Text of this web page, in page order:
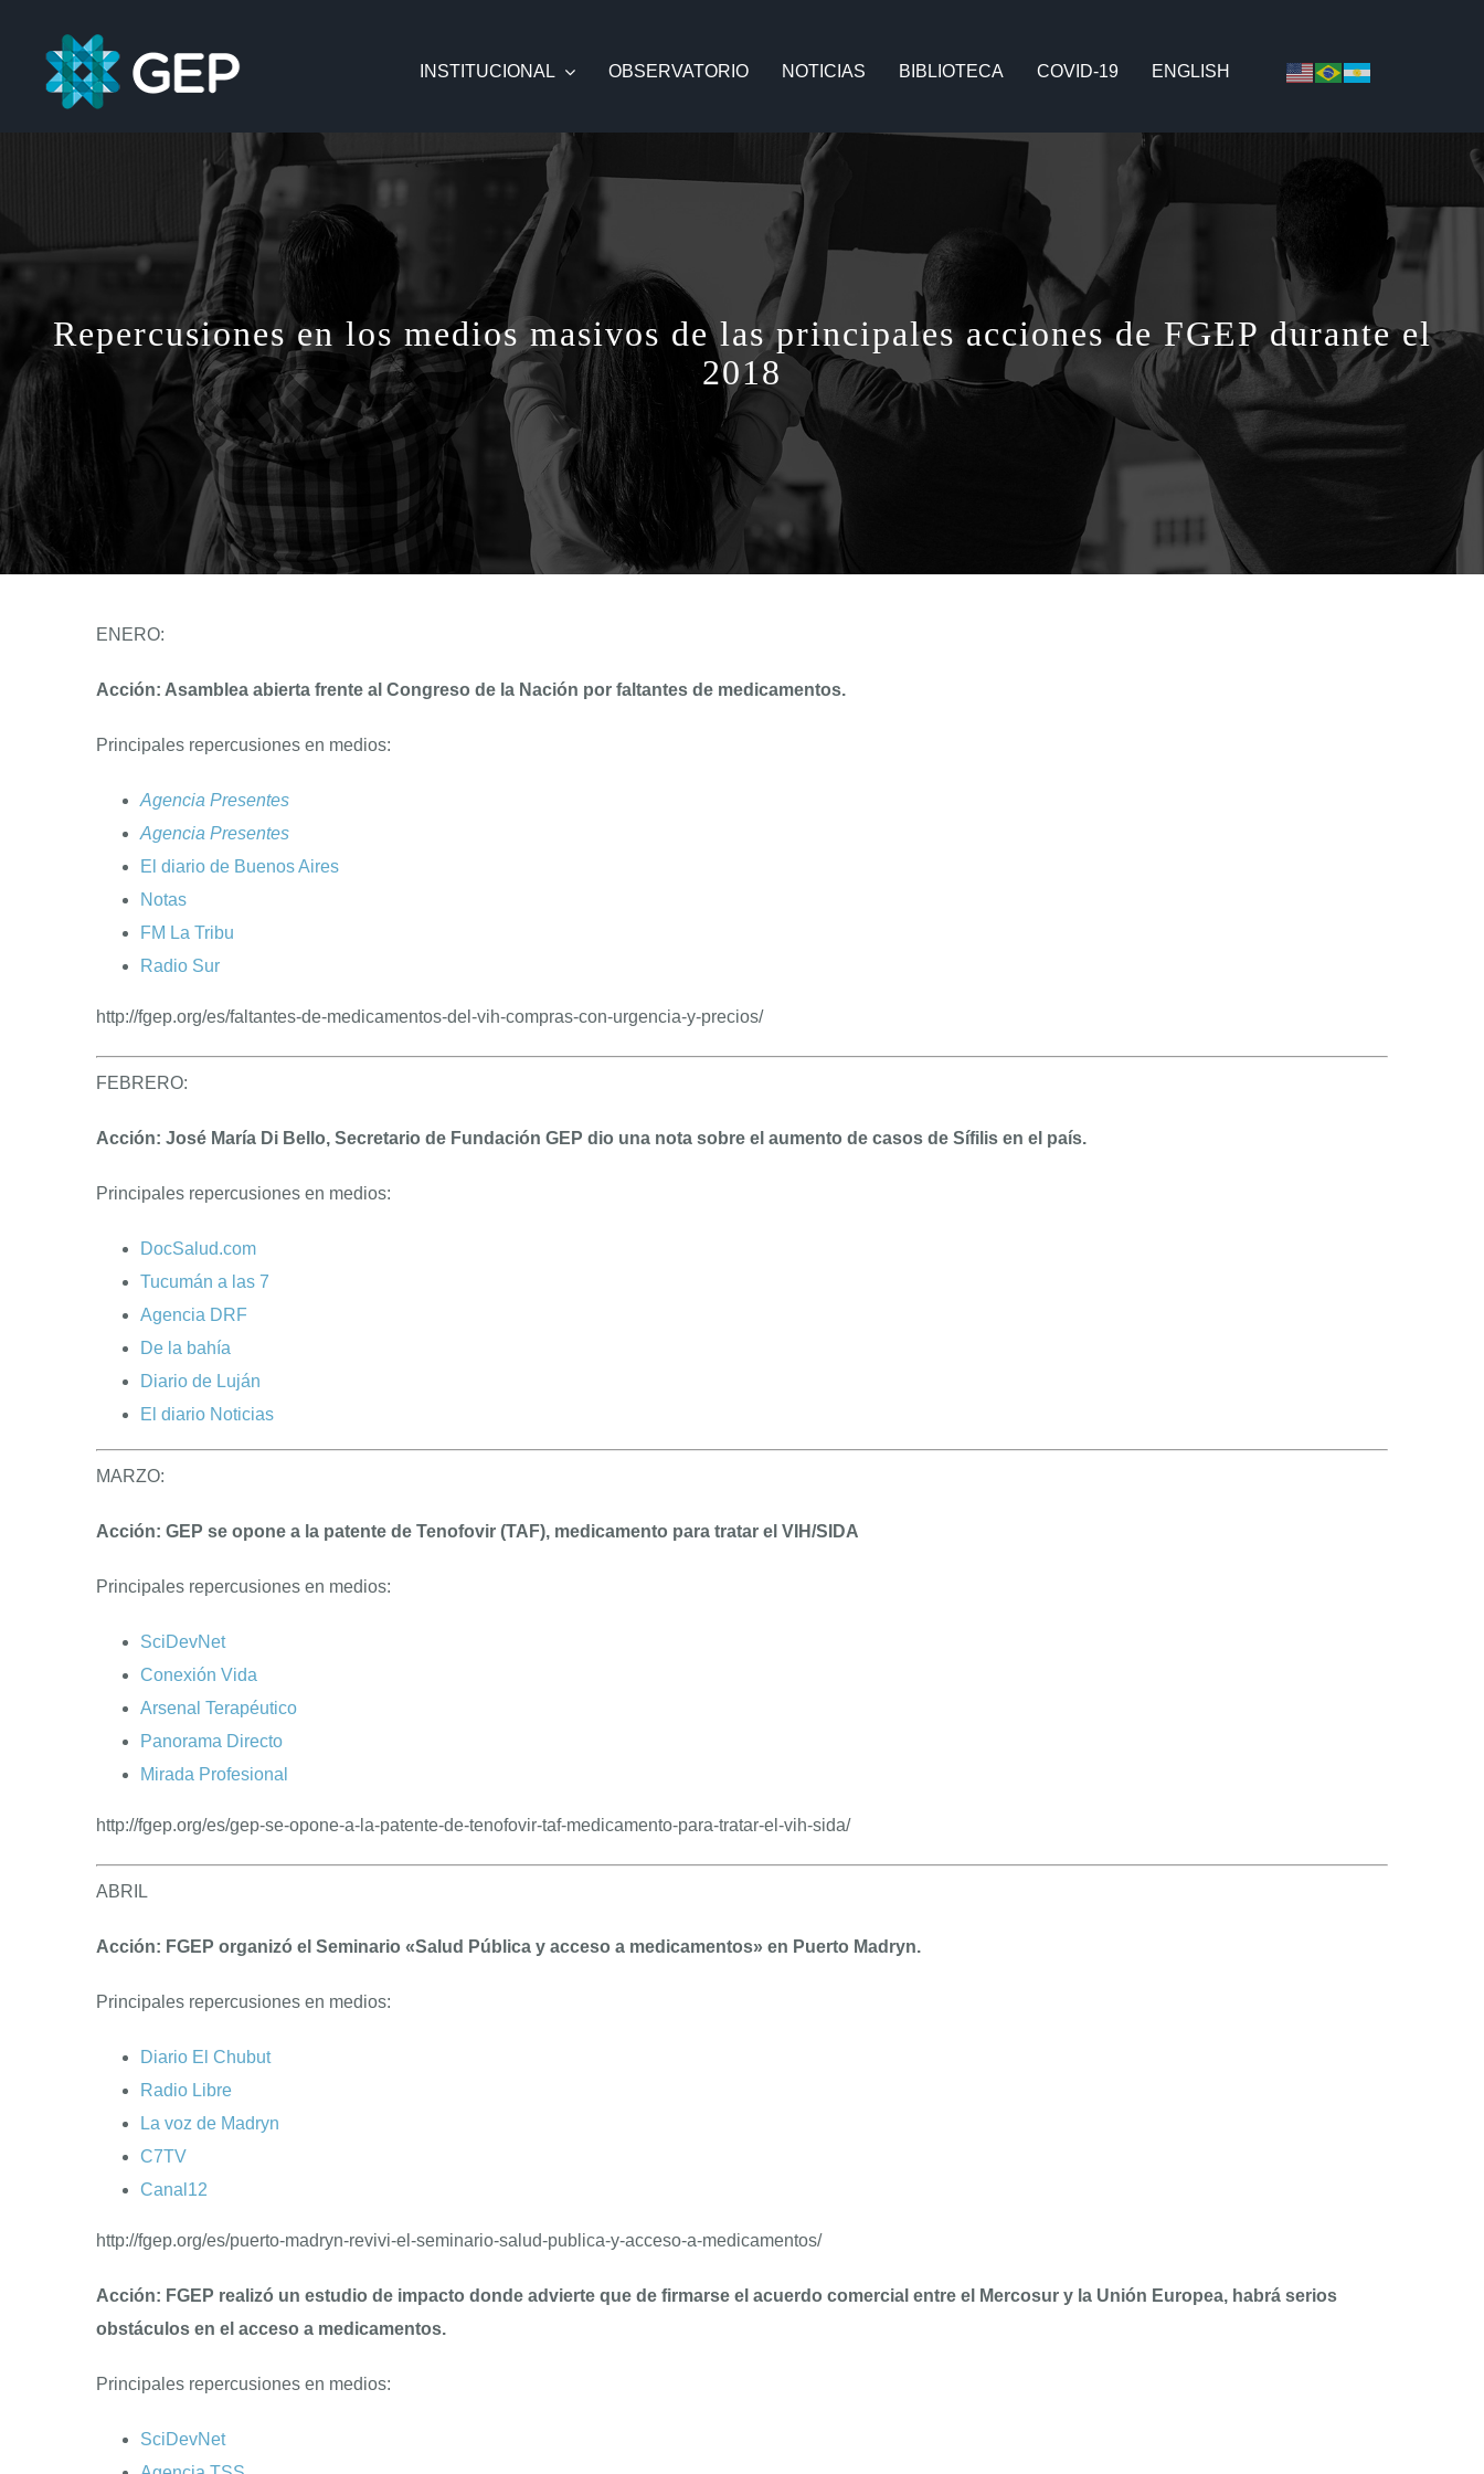
contenido
INSTITUCIONAL OBSERVATORIO NOTICIAS BIBLIOTECA COVID-19 ENGLISH
Repercusiones en los medios masivos de las principales acciones de FGEP durante el
2018
ENERO:
Acción: Asamblea abierta frente al Congreso de la Nación por faltantes de medicamentos.
Principales repercusiones en medios:
Agencia Presentes
Agencia Presentes
El diario de Buenos Aires
Notas
FM La Tribu
Radio Sur
http://fgep.org/es/faltantes-de-medicamentos-del-vih-compras-con-urgencia-y-precios/
FEBRERO:
Acción: José María Di Bello, Secretario de Fundación GEP dio una nota sobre el aumento de casos de Sífilis en el país.
Principales repercusiones en medios:
DocSalud.com
Tucumán a las 7
Agencia DRF
De la bahía
Diario de Luján
El diario Noticias
MARZO:
Acción: GEP se opone a la patente de Tenofovir (TAF), medicamento para tratar el VIH/SIDA
Principales repercusiones en medios:
SciDevNet
Conexión Vida
Arsenal Terapéutico
Panorama Directo
Mirada Profesional
http://fgep.org/es/gep-se-opone-a-la-patente-de-tenofovir-taf-medicamento-para-tratar-el-vih-sida/
ABRIL
Acción: FGEP organizó el Seminario «Salud Pública y acceso a medicamentos» en Puerto Madryn.
Principales repercusiones en medios:
Diario El Chubut
Radio Libre
La voz de Madryn
C7TV
Canal12
http://fgep.org/es/puerto-madryn-revivi-el-seminario-salud-publica-y-acceso-a-medicamentos/
Acción: FGEP realizó un estudio de impacto donde advierte que de firmarse el acuerdo comercial entre el Mercosur y la Unión Europea, habrá serios
obstáculos en el acceso a medicamentos.
Principales repercusiones en medios:
SciDevNet